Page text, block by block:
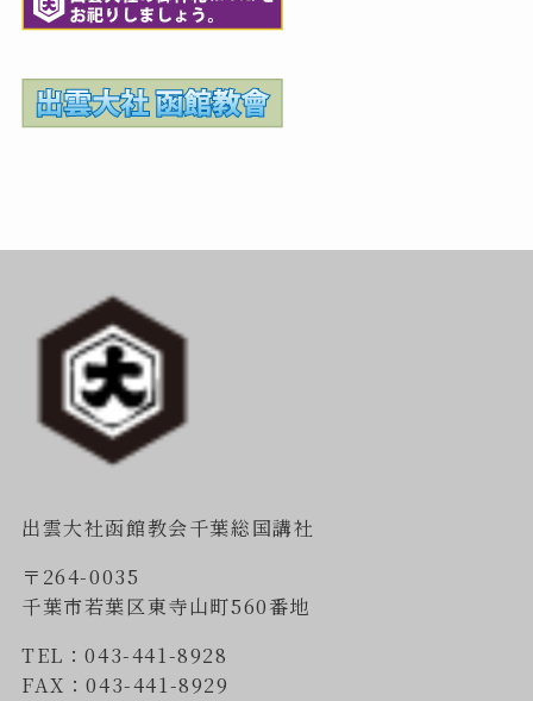
出雲大社函館教会千葉総国講社
〒264-0035
千葉市若葉区東寺山町560番地
TEL：043-441-8928
FAX：043-441-8929